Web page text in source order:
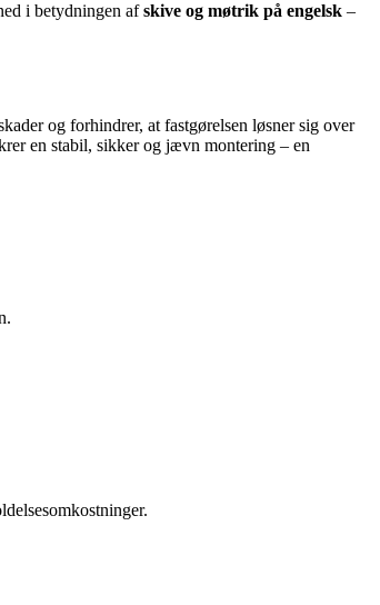
i betydningen afskive og møtrik på engelsk –
og forhindrer, at fastgørelsen løsner sig over
en stabil, sikker og jævn montering – en